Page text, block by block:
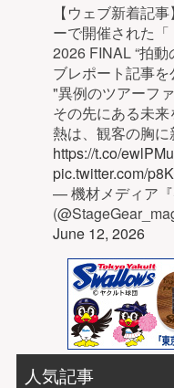
【ウェブ新着記
ーで開催された
2026 FINAL “拍
ブレポート記事を
"異例のツアーフ
その先にある未
熱は、観客の胸
https://t.co/
pic.twitter.com/
— 機材メディア『
June 12, 2026
人気記事